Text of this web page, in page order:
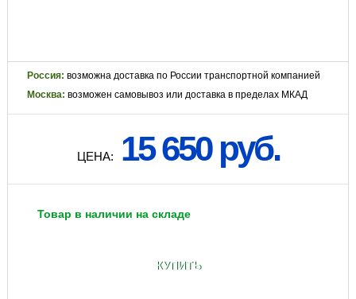
Россия: возможна доставка по России транспортной компанией
Москва: возможен самовывоз или доставка в пределах МКАД
ЦЕНА: 15 650 руб.
Товар в наличии на складе
КУПИТЬ